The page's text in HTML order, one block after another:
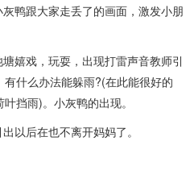
跟大家走丢了的画面，激发小朋
戏，玩耍，出现打雷声音教师引
什么办法能躲雨?(在此能很好的
挡雨)。小灰鸭的出现。
后在也不离开妈妈了。